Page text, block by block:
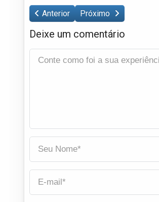
Anterior Próximo
Deixe um comentário